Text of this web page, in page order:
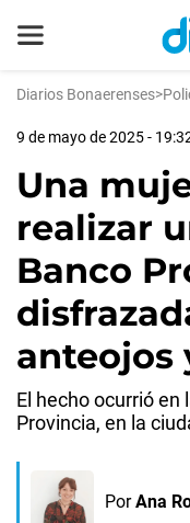
Diarios Bonaerenses>
9 de mayo de 2025 -
Una
realizar
Banco
anteojos
El hecho ocurrió en
Provincia, en la
Por Ana